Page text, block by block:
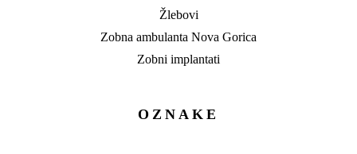
Žlebovi
Zobna ambulanta Nova Gorica
Zobni implantati
OZNAKE